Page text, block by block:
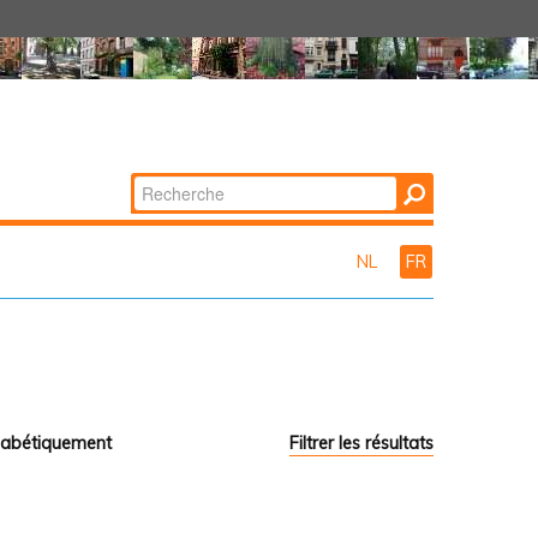
Chercher par
Recherche
NL FR
Filtrer les résultats